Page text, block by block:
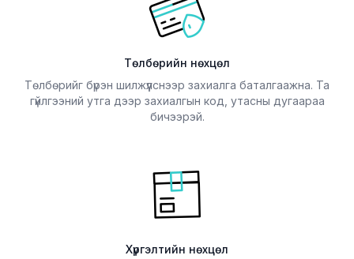
Төлбөрийн нөхцөл
Төлбөрийг бүрэн шилжүүлснээр захиалга баталгаажна. Та
гүйлгээний утга дээр захиалгын код, утасны дугаараа
бичээрэй.
Хүргэлтийн нөхцөл